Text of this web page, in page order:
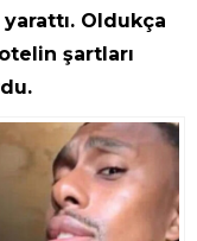
yarattı. Oldukça
şartları